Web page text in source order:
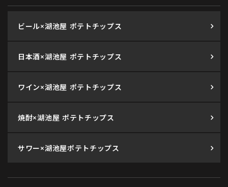
ビール×湖池屋 ポテトチップス
日本酒×湖池屋 ポテトチップス
ワイン×湖池屋 ポテトチップス
焼酎×湖池屋 ポテトチップス
サワー×湖池屋ポテトチップス